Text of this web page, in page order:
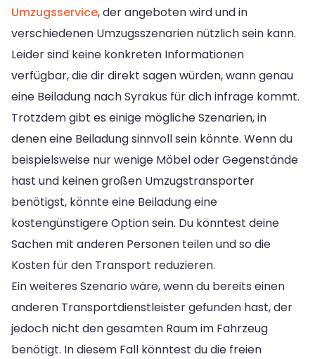
Umzugsservice, der angeboten wird und in
verschiedenen Umzugsszenarien nützlich sein kann.
Leider sind keine konkreten Informationen
verfügbar, die dir direkt sagen würden, wann genau
eine Beiladung nach Syrakus für dich infrage kommt.
Trotzdem gibt es einige mögliche Szenarien, in
denen eine Beiladung sinnvoll sein könnte. Wenn du
beispielsweise nur wenige Möbel oder Gegenstände
hast und keinen großen Umzugstransporter
benötigst, könnte eine Beiladung eine
kostengünstigere Option sein. Du könntest deine
Sachen mit anderen Personen teilen und so die
Kosten für den Transport reduzieren.
Ein weiteres Szenario wäre, wenn du bereits einen
anderen Transportdienstleister gefunden hast, der
jedoch nicht den gesamten Raum im Fahrzeug
benötigt. In diesem Fall könntest du die freien